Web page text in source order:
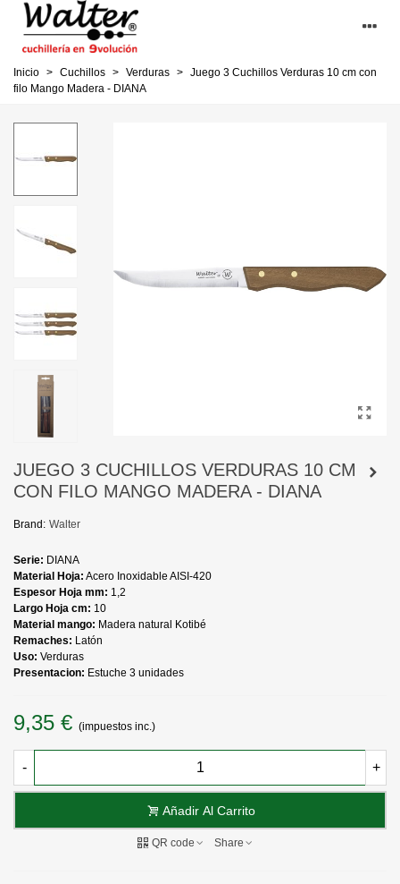
Inicio > Cuchillos > Verduras > Juego 3 Cuchillos Verduras 10 cm con
filo Mango Madera - DIANA
JUEGO 3 CUCHILLOS VERDURAS 10 CM
CON FILO MANGO MADERA - DIANA
Brand: Walter
Serie: DIANA
Material Hoja: Acero Inoxidable AISI-420
Espesor Hoja mm: 1,2
Largo Hoja cm: 10
Material mango: Madera natural Kotibé
Remaches: Latón
Uso: Verduras
Presentacion: Estuche 3 unidades
9,35 € (impuestos inc.)
- +
Añadir Al Carrito
QR code Share